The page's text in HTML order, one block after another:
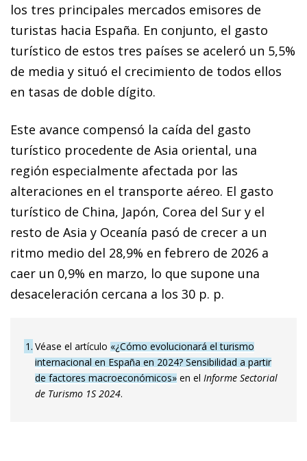
los tres principales mercados emisores de
turistas hacia España. En conjunto, el gasto
turístico de estos tres países se aceleró un 5,5%
de media y situó el crecimiento de todos ellos
en tasas de doble dígito.
Este avance compensó la caída del gasto
turístico procedente de Asia oriental, una
región especialmente afectada por las
alteraciones en el transporte aéreo. El gasto
turístico de China, Japón, Corea del Sur y el
resto de Asia y Oceanía pasó de crecer a un
ritmo medio del 28,9% en febrero de 2026 a
caer un 0,9% en marzo, lo que supone una
desaceleración cercana a los 30 p. p.
1 Véase el artículo «¿Cómo evolucionará el turismo
internacional en España en 2024? Sensibilidad a partir
de factores macroeconómicos» en el Informe Sectorial
de Turismo 1S 2024.